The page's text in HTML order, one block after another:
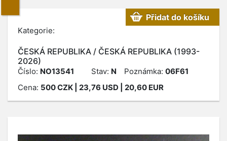
Kategorie:
ČESKÁ REPUBLIKA / ČESKÁ REPUBLIKA (1993-
2026)
Přidat do košíku
Číslo: NO13541 Stav: N Poznámka: 06F61
Cena: 500CZK | 23,76 USD | 20,60 EUR